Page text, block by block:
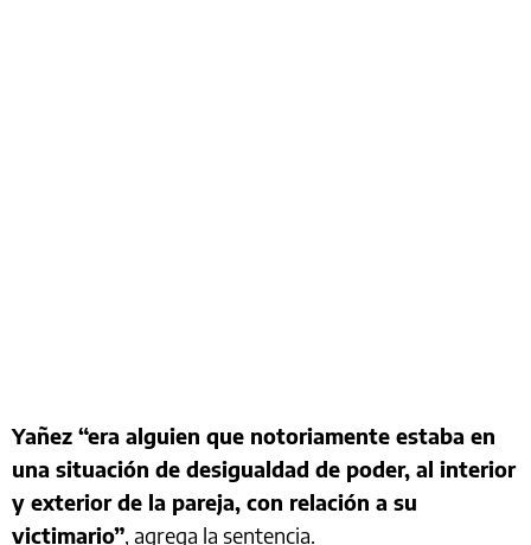
Yañez “era alguien que notoriamente estaba en
una situación de desigualdad de poder, al interior
y exterior de la pareja, con relación a su
victimario”, agrega la sentencia.